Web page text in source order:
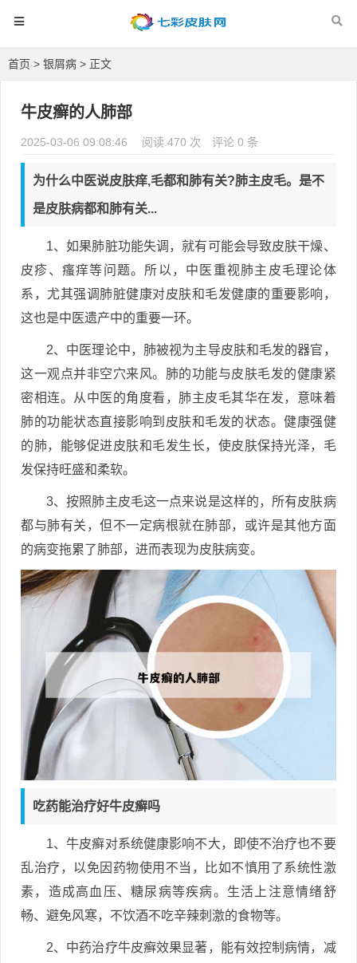
首页 > 银屑病 > 正文
牛皮癣的人肺部
2025-03-06 09:08:46 阅读 470 次 评论 0 条
为什么中医说皮肤痒,毛都和肺有关?肺主皮毛。是不
是皮肤病都和肺有关...
1、如果肺脏功能失调，就有可能会导致皮肤干燥、
皮疹、瘙痒等问题。所以，中医重视肺主皮毛理论体
系，尤其强调肺脏健康对皮肤和毛发健康的重要影响，
这也是中医遗产中的重要一环。
2、中医理论中，肺被视为主导皮肤和毛发的器官，
这一观点并非空穴来风。肺的功能与皮肤毛发的健康紧
密相连。从中医的角度看，肺主皮毛其华在发，意味着
肺的功能状态直接影响到皮肤和毛发的状态。健康强健
的肺，能够促进皮肤和毛发生长，使皮肤保持光泽，毛
发保持旺盛和柔软。
3、按照肺主皮毛这一点来说是这样的，所有皮肤病
都与肺有关，但不一定病根就在肺部，或许是其他方面
的病变拖累了肺部，进而表现为皮肤病变。
吃药能治疗好牛皮癣吗
1、牛皮癣对系统健康影响不大，即使不治疗也不要
乱治疗，以免因药物使用不当，比如不慎用了系统性激
素，造成高血压、糖尿病等疾病。生活上注意情绪舒
畅、避免风寒，不饮酒不吃辛辣刺激的食物等。
2、中药治疗牛皮癣效果显著，能有效控制病情，减